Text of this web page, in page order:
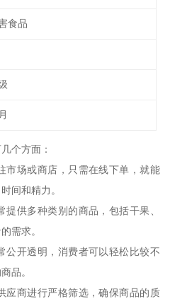
食品
个方面：
市场或商店，只需在线下单，就能
间和精力。
供多种类别的商品，包括干果、
需求。
公开透明，消费者可以轻松比较不
品。
应商进行严格筛选，确保商品的质